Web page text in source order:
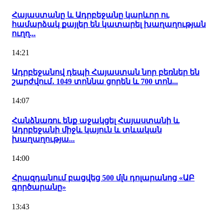
Հայաստանը և Ադրբեջանը կարևոր ու
համարձակ քայլեր են կատարել խաղաղության
ուղղ...
14:21
Ադրբեջանով դեպի Հայաստան նոր բեռներ են
շարժվում․ 1049 տոննա ցորեն և 700 տոն...
14:07
Հանձնառու ենք աջակցել Հայաստանի և
Ադրբեջանի միջև կայուն և տևական
խաղաղությա...
14:00
Հրազդանում բացվեց 500 մլն դոլարանոց «ԱԲ
գործարանը»
13:43